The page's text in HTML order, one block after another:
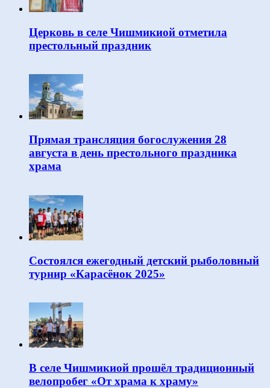
Церковь в селе Чишмикиой отметила
престольный праздник
Прямая трансляция богослужения 28
августа в день престольного праздника
храма
Состоялся ежегодный детский рыболовный
турнир «Карасёнок 2025»
В селе Чишмикиой прошёл традиционный
велопробег «От храма к храму»